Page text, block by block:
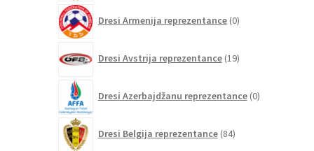
Dresi Armenija reprezentance 0izdelkov
Dresi Avstrija reprezentance 19izdelkov
Dresi Azerbajdžanu reprezentance 0izdelkov
Dresi Belgija reprezentance 84izdelkov